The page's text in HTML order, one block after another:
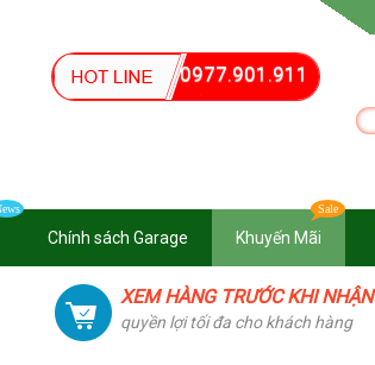
0977.901.911
Chính sách Garage Khuyến Mãi
XEM HÀNG TRƯỚC KHI NHẬN
quyền lợi tối đa cho khách hàng